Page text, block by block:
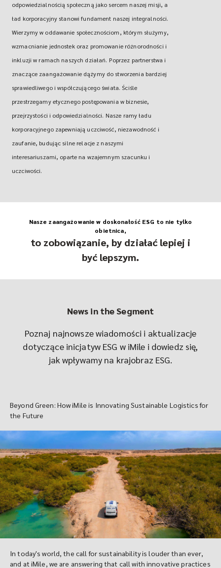
odpowiedzialnością społeczną jako sercem naszej misji, a
ład korporacyjny stanowi fundament naszej integralności.
Wierzymy w oddawanie społecznościom, którym służymy,
wzmacnianie jednostek oraz promowanie różnorodności i
inkluzji w ramach naszych działań. Poprzez partnerstwa i
znaczące zaangażowanie dążymy do stworzenia bardziej
sprawiedliwego i współczującego świata. Ściśle
przestrzegamy etycznego postępowania w biznesie,
przejrzystości i odpowiedzialności. Nasze ramy ładu
korporacyjnego zapewniają uczciwość, niezawodność i
zaufanie, budując silne relacje z naszymi
interesariuszami, oparte na wzajemnym szacunku i
uczciwości.
Nasze zaangażowanie w doskonałość ESG to nie tylko
obietnica,
to zobowiązanie, by działać lepiej i
być lepszym.
News in the Segment
Poznaj najnowsze wiadomości i aktualizacje
dotyczące inicjatyw ESG w iMile i dowiedz się,
jak wpływamy na krajobraz ESG.
Beyond Green: How iMile is Innovating Sustainable Logistics for
the Future
In today's world, the call for sustainability is louder than ever,
and at iMile, we are answering that call with innovative practices